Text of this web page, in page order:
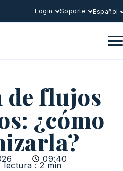
Login Soporte Español
de flujos
¿cómo
09:40
lectura : 2 min